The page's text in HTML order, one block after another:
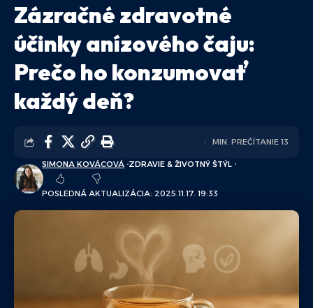
Zázračné zdravotné
účinky anízového čaju:
Prečo ho konzumovať
každý deň?
POSLEDNÁ AKTUALIZÁCIA: 2025.11.17. 19:33
SIMONA KOVÁCOVÁ ZDRAVIE & ŽIVOTNÝ ŠTÝL
MIN. PREČÍTANIE 13